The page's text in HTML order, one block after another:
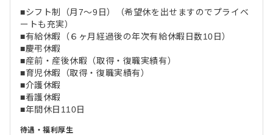
■シフト制（月7～9日）（希望休を出せますのでプライベ
ートも充実）
■有給休暇（６ヶ月経過後の年次有給休暇日数10日）
■慶弔休暇
■産前・産後休暇（取得・復職実績有）
■育児休暇（取得・復職実績有）
■介護休暇
■看護休暇
■年間休日110日
待遇・福利厚生